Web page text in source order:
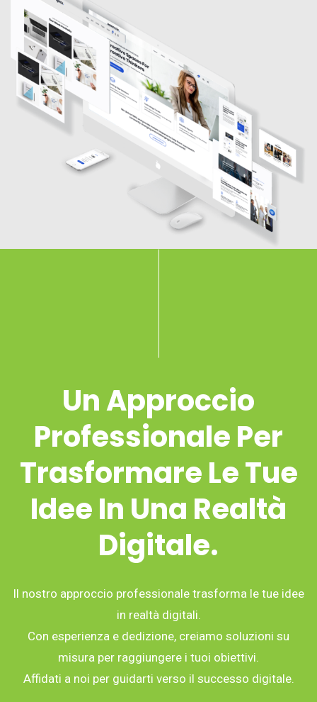
Un Approccio
Professionale Per
Trasformare Le Tue
Idee In Una Realtà
Digitale.
Il nostro approccio professionale trasforma le tue idee
in realtà digitali.
Con esperienza e dedizione, creiamo soluzioni su
misura per raggiungere i tuoi obiettivi.
Affidati a noi per guidarti verso il successo digitale.